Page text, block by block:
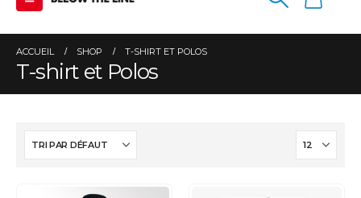
ACCUEIL SHOP T-SHIRT ET POLOS
T-shirt et Polos